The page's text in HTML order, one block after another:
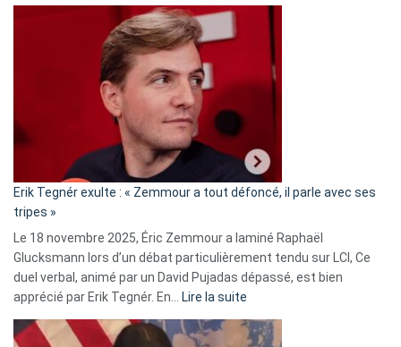
d’alliance
secrète
«
C’est
fake
news
»
Erik Tegnér exulte : « Zemmour a tout défoncé, il parle avec ses
tripes »
Le 18 novembre 2025, Éric Zemmour a laminé Raphaël
Glucksmann lors d’un débat particulièrement tendu sur LCI, Ce
duel verbal, animé par un David Pujadas dépassé, est bien
apprécié par Erik Tegnér. En…
Lire la suite
Tegnér